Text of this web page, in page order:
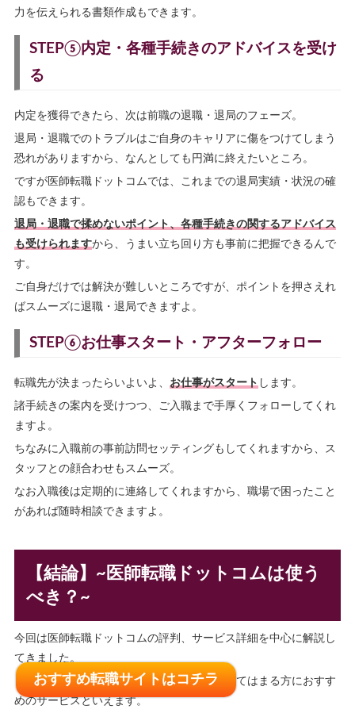
力を伝えられる書類作成もできます。
STEP⑤内定・各種手続きのアドバイスを受け
る
内定を獲得できたら、次は前職の退職・退局のフェーズ。
退局・退職でのトラブルはご自身のキャリアに傷をつけてしまう
恐れがありますから、なんとしても円満に終えたいところ。
ですが医師転職ドットコムでは、これまでの退局実績・状況の確
認もできます。
退局・退職で揉めないポイント、各種手続きの関するアドバイス
も受けられますから、うまい立ち回り方も事前に把握できるんで
す。
ご自身だけでは解決が難しいところですが、ポイントを押さえれ
ばスムーズに退職・退局できますよ。
STEP⑥お仕事スタート・アフターフォロー
転職先が決まったらいよいよ、 お仕事がスタートします。
諸手続きの案内を受けつつ、ご入職まで手厚くフォローしてくれ
ますよ。
ちなみに入職前の事前訪問セッティングもしてくれますから、ス
タッフとの顔合わせもスムーズ。
なお入職後は定期的に連絡してくれますから、職場で困ったこと
があれば随時相談できますよ。
【結論】~医師転職ドットコムは使う
べき？~
今回は医師転職ドットコムの評判、サービス詳細を中心に解説し
てきました。
まとめると医師転職ドットコムは、以下に当てはまる方におすす
めのサービスといえます。
おすすめ転職サイトはコチラ